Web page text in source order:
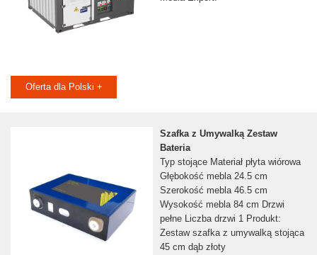
Oferta dla Polski +
Szafka z Umywalką Zestaw
Bateria
Typ stojące Materiał płyta wiórowa
Głębokość mebla 24.5 cm
Szerokość mebla 46.5 cm
Wysokość mebla 84 cm Drzwi
pełne Liczba drzwi 1 Produkt:
Zestaw szafka z umywalką stojąca
45 cm dąb złoty